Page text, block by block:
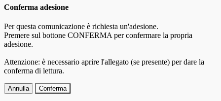
Conferma adesione
Per questa comunicazione è richiesta un'adesione.
Premere sul bottone CONFERMA per confermare la propria
adesione.
Attenzione: è necessario aprire l'allegato (se presente) per dare la
conferma di lettura.
Annulla Conferma